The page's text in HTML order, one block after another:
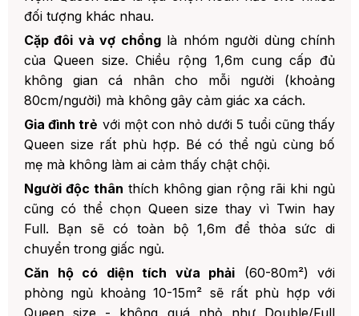
đối tượng khác nhau.
Cặp đôi và vợ chồnglà nhóm người dùng chính
của Queen size. Chiều rộng 1,6m cung cấp đủ
không gian cá nhân cho mỗi người (khoảng
80cm/người) mà không gây cảm giác xa cách.
Gia đình trẻ với một con nhỏ dưới 5 tuổi cũng thấy
Queen size rất phù hợp. Bé có thể ngủ cùng bố
mẹ mà không làm ai cảm thấy chật chội.
Người độc thân thích không gian rộng rãi khi ngủ
cũng có thể chọn Queen size thay vì Twin hay
Full. Bạn sẽ có toàn bộ 1,6m để thỏa sức di
chuyển trong giấc ngủ.
Căn hộ có diện tích vừa phải (60-80m²) với
phòng ngủ khoảng 10-15m² sẽ rất phù hợp với
Queen size - không quá nhỏ như Double/Full